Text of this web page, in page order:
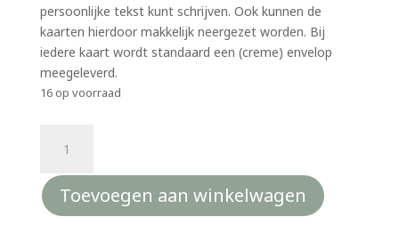
persoonlijke tekst kunt schrijven. Ook kunnen de
kaarten hierdoor makkelijk neergezet worden. Bij
iedere kaart wordt standaard een (creme) envelop
meegeleverd.
16 op voorraad
kaart
met
het
Toevoegen aan winkelwagen